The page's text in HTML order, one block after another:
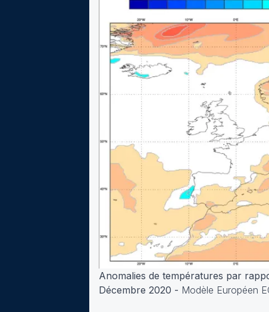
Anomalies de températures par
Décembre 2020 - Modèle Européen